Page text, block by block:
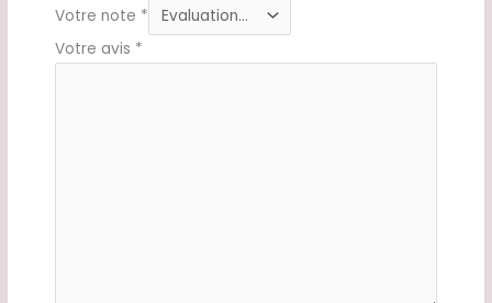
Votre note *
Votre avis *